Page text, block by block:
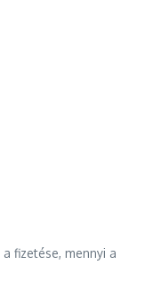
fizetése, mennyi a